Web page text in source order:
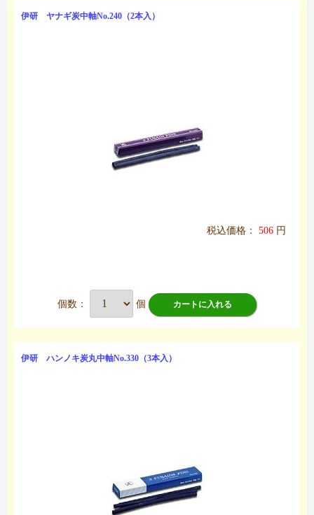
伊研 ヤナギ炭中軸No.240（2本入）
税込価格： 506 円
個数： 個 カートに入れる
伊研 ハンノキ炭丸中軸No.330（3本入）